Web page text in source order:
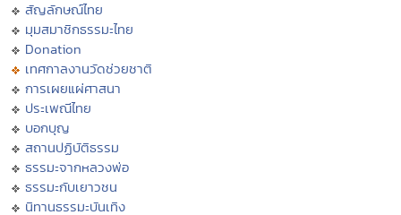
สัญลักษณ์ไทย
มุมสมาชิกธรรมะไทย
Donation
เทศกาลงานวัดช่วยชาติ
การเผยแผ่ศาสนา
ประเพณีไทย
บอกบุญ
สถานปฏิบัติธรรม
ธรรมะจากหลวงพ่อ
ธรรมะกับเยาวชน
นิทานธรรมะบันเทิง